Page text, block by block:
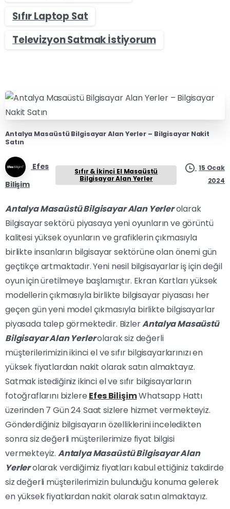
Sıfır Laptop Sat
Televizyon Satmak İstiyorum
Antalya Masaüstü Bilgisayar Alan Yerler – Bilgisayar Nakit
Satın
Efes
Bilişim
Sıfır & İkinci El Masaüstü
Bilgisayar Alan Yerler
15 Ocak
2024
Antalya Masaüstü Bilgisayar Alan Yerlerolarak
Bilgisayar sektörü piyasaya yeni oyunların ve görüntü
kalitesi yüksek oyunların ve grafiklerin çıkmasıyla
birlikte insanların bilgisayar sektörüne olan önemi gün
geçtikçe artmaktadır. Yeni nesil bilgisayarlar iş için değil
oyun için üretilmeye başlamıştır. Ekran Kartları yüksek
modellerin çıkmasıyla birlikte bilgisayar piyasası her
geçen gün yeni model çıkmasıyla birlikte bilgisayarlar
piyasada talep görmektedir. BizlerAntalya Masaüstü
Bilgisayar Alan Yerlerolarak siz değerli
müşterilerimizin ikinci el ve sıfır bilgisayarlarınızı en
yüksek fiyatlardan nakit olarak satın almaktayız.
Satmak istediğiniz ikinci el ve sıfır bilgisayarların
fotoğraflarını bizlere Efes BilişimWhatsapp Hattı
üzerinden 7 Gün 24 Saat sizlere hizmet vermekteyiz.
Gönderdiğiniz bilgisayarın özelliklerini inceledikten
sonra siz değerli müşterilerimize fiyat bilgisi
vermekteyiz. Antalya Masaüstü Bilgisayar Alan
Yerlerolarak verdiğimiz fiyatları kabul ettiğiniz takdirde
siz değerli müşterilerimizin bulunduğu konuma gelerek
en yüksek fiyatlardan nakit olarak satın almaktayız.